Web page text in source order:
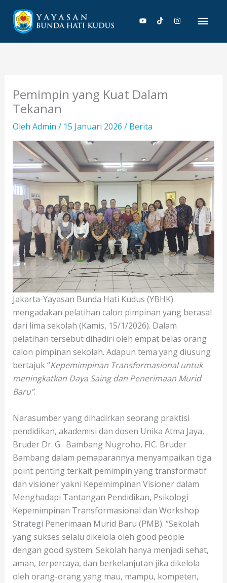
konten
Pemimpin yang Kuat Dalam
Tekanan
Oleh Admin / 15 Januari 2026 / Berita
Jakarta-Yayasan Bunda Hati Kudus (YBHK)
mengadakan pelatihan calon pimpinan yang berasal
dari lima sekolah (Kamis, 15/1/2026). Dalam
pelatihan tersebut dihadiri oleh empat belas orang
calon pimpinan sekolah. Adapun tema yang diusung
bertajuk “Kepemimpinan Transformasional untuk
meningkatkan Daya Saing dan Penerimaan Murid
Baru”.
Narasumber yang dihadirkan seorang praktisi
pendidikan, akademisi dan dosen Unika Atma Jaya,
Bruder Dr. G. Bambang Nugroho, FIC. Bruder
Bambang dalam pemaparannya menyampaikan tiga
point penting terkait pemimpin yang transformatif
dan visioner yakni Kepemimpinan Visioner dalam
Menghadapi Tantangan Pendidikan, Psikologi
Kepemimpinan Transformasional dan Workshop
Strategi Penerimaan Murid Baru (PMB). “Sekolah
yang sukses selalu dikelola oleh good people
dengan good system. Sekolah hanya menjadi sehat,
aman, terpercaya, dan berkelanjutan jika dikelola
oleh orang-orang yang mau, mampu, kompeten,